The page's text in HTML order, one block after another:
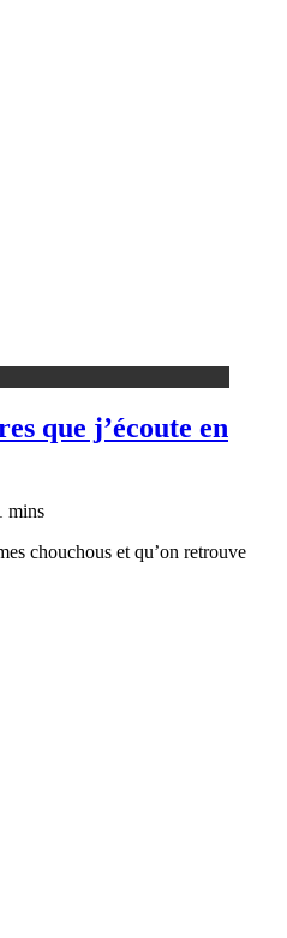
que j’écoute en
mins
chouchous et qu’on retrouve